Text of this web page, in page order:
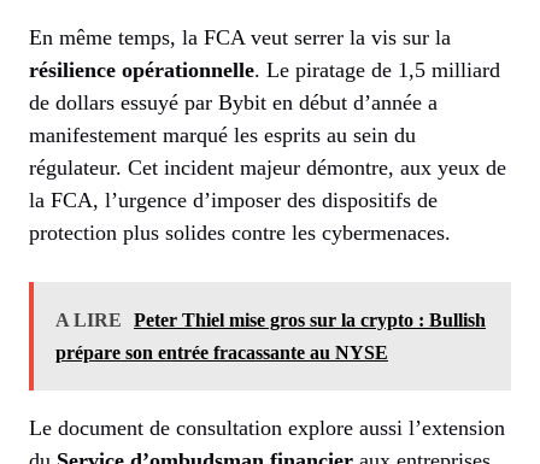
En même temps, la FCA veut serrer la vis sur la
résilience opérationnelle. Le piratage de 1,5 milliard
de dollars essuyé par Bybit en début d’année a
manifestement marqué les esprits au sein du
régulateur. Cet incident majeur démontre, aux yeux de
la FCA, l’urgence d’imposer des dispositifs de
protection plus solides contre les cybermenaces.
A LIRE
Peter Thiel mise gros sur la crypto : Bullish
prépare son entrée fracassante au NYSE
Le document de consultation explore aussi l’extension